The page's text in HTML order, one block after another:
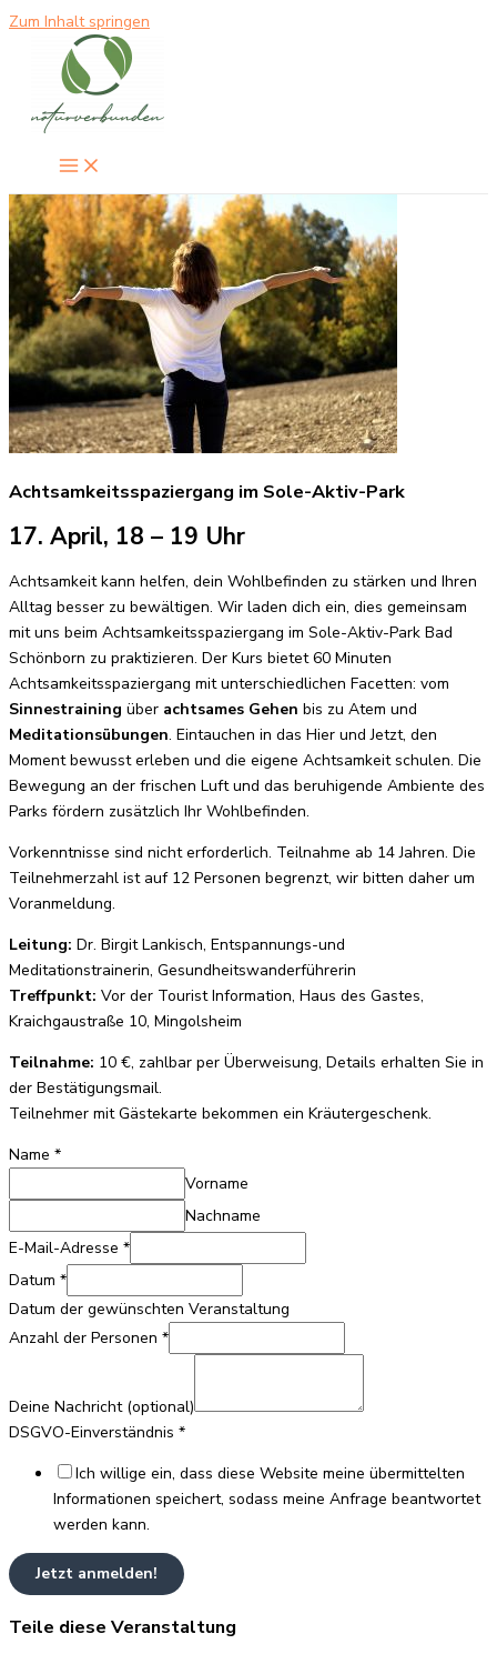
Zum Inhalt springen
Achtsamkeitsspaziergang im Sole-Aktiv-Park
17. April, 18 – 19 Uhr
Achtsamkeit kann helfen, dein Wohlbefinden zu stärken und Ihren
Alltag besser zu bewältigen. Wir laden dich ein, dies gemeinsam
mit uns beim Achtsamkeitsspaziergang im Sole-Aktiv-Park Bad
Schönborn zu praktizieren. Der Kurs bietet 60 Minuten
Achtsamkeitsspaziergang mit unterschiedlichen Facetten: vom
Sinnestraining über achtsames Gehen bis zu Atem und
Meditationsübungen. Eintauchen in das Hier und Jetzt, den
Moment bewusst erleben und die eigene Achtsamkeit schulen. Die
Bewegung an der frischen Luft und das beruhigende Ambiente des
Parks fördern zusätzlich Ihr Wohlbefinden.
Vorkenntnisse sind nicht erforderlich. Teilnahme ab 14 Jahren. Die
Teilnehmerzahl ist auf 12 Personen begrenzt, wir bitten daher um
Voranmeldung.
Leitung: Dr. Birgit Lankisch, Entspannungs-und
Meditationstrainerin, Gesundheitswanderführerin
Treffpunkt: Vor der Tourist Information, Haus des Gastes,
Kraichgaustraße 10, Mingolsheim
Teilnahme: 10 €, zahlbar per Überweisung, Details erhalten Sie in
der Bestätigungsmail.
Teilnehmer mit Gästekarte bekommen ein Kräutergeschenk.
Name *
Vorname
Nachname
E-Mail-Adresse *
Datum *
Datum der gewünschten Veranstaltung
Deine
Anzahl der Personen *
Deine Nachricht (optional)
DSGVO-Einverständnis *
Ich willige ein, dass diese Website meine übermittelten
Informationen speichert, sodass meine Anfrage beantwortet
werden kann.
Jetzt anmelden!
Teile diese Veranstaltung